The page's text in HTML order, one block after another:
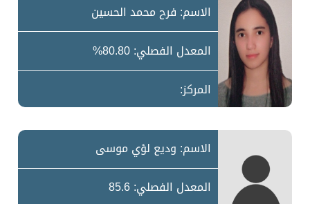
الاسم: فرح محمد الحسين
المعدل الفصلي: 80.80%
المركز:
الاسم: وديع لؤي موسى
المعدل الفصلي: 85.6